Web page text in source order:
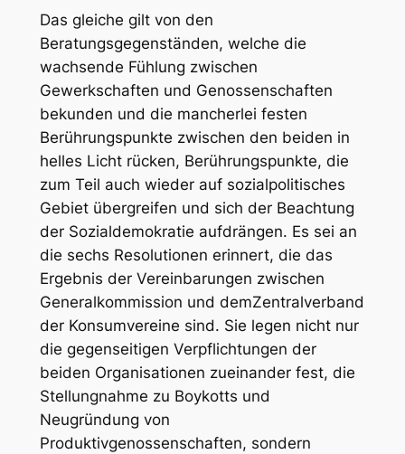
Das gleiche gilt von den
Beratungsgegenständen, welche die
wachsende Fühlung zwischen
Gewerkschaften und Genossenschaften
bekunden und die mancherlei festen
Berührungspunkte zwischen den beiden in
helles Licht rücken, Berührungspunkte, die
zum Teil auch wieder auf sozialpolitisches
Gebiet übergreifen und sich der Beachtung
der Sozialdemokratie aufdrängen. Es sei an
die sechs Resolutionen erinnert, die das
Ergebnis der Vereinbarungen zwischen
Generalkommission und demZentralverband
der Konsumvereine sind. Sie legen nicht nur
die gegenseitigen Verpflichtungen der
beiden Organisationen zueinander fest, die
Stellungnahme zu Boykotts und
Neugründung von
Produktivgenossenschaften, sondern